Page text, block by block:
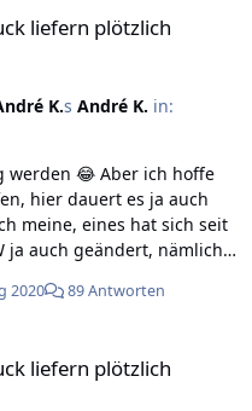
fällt einem immer erst
liefern plötzlich
K.s André K. in:
Aber ich hoffe
hier dauert es ja auch
meine, eines hat sich seit
ja auch geändert, nämlich
2020 89 Antworten
liefern plötzlich